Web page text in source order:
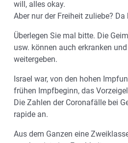
will, alles okay.
Aber nur der Freiheit zuliebe?
Überlegen Sie mal bitte. Die
usw. können auch erkranken
weitergeben.
Israel war, von den hohen
frühen Impfbeginn, das
Die Zahlen der Coronafälle bei
rapide an.
Aus dem Ganzen eine